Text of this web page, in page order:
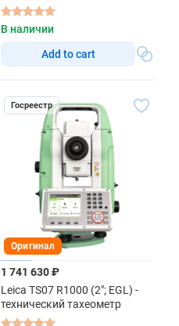
В наличии
Add to cart
Госреестр
Оригинал
1 741 630 ₽
Leica TS07 R1000 (2"; EGL) -
технический тахеометр